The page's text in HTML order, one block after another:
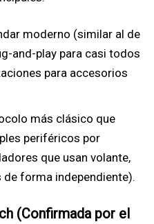
moderno (similar al de
and-play para casi todos
para accesorios
más clásico que
periféricos por
que usan volante,
forma independiente).
(Confirmada por el